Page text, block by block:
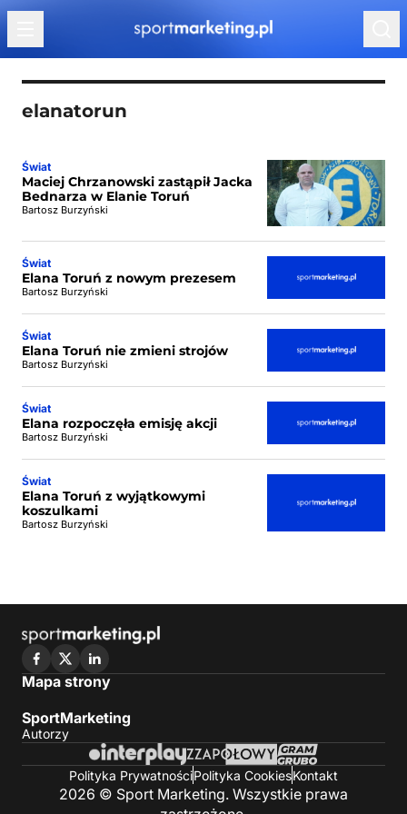
Przejdź do treści
elanatorun
Świat
Maciej Chrzanowski zastąpił Jacka
Bednarza w Elanie Toruń
Bartosz Burzyński
Świat
Elana Toruń z nowym prezesem
Bartosz Burzyński
Świat
Elana Toruń nie zmieni strojów
Bartosz Burzyński
Świat
Elana rozpoczęła emisję akcji
Bartosz Burzyński
Świat
Elana Toruń z wyjątkowymi
koszulkami
Bartosz Burzyński
Mapa strony
SportMarketing
Autorzy
Polityka PrywatnościPolityka CookiesKontakt
2026 © Sport Marketing. Wszystkie prawa